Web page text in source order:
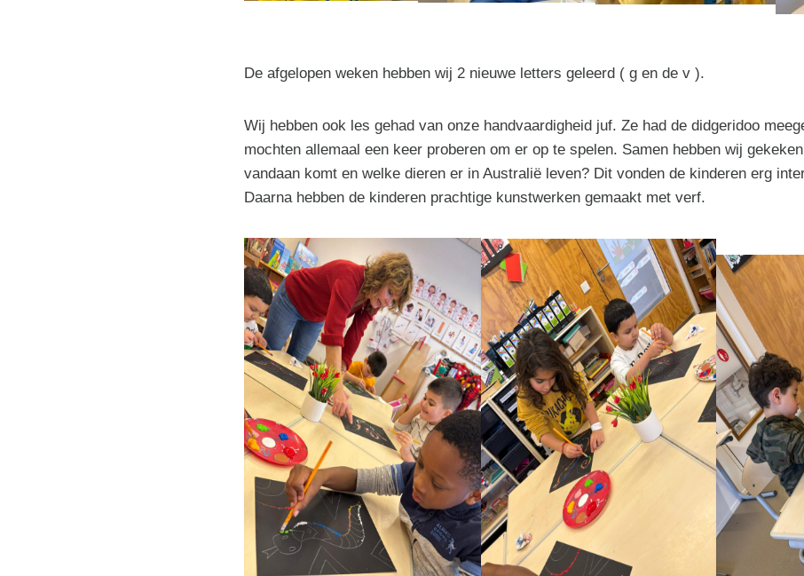
De afgelopen weken hebben wij 2 nieuwe letters geleerd ( g en de v ).
Wij hebben ook les gehad van onze handvaardigheid juf. Ze had de didgeridoo
mochten allemaal een keer proberen om er op te spelen. Samen hebben wij
vandaan komt en welke dieren er in Australië leven? Dit vonden de kinderen erg
Daarna hebben de kinderen prachtige kunstwerken gemaakt met verf.